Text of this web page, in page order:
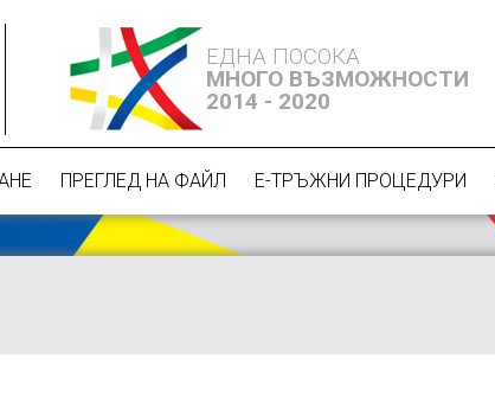
ЕДНА ПОСОКА
МНОГО ВЪЗМОЖНОСТИ
2014 - 2020
ПРЕГЛЕД НА ФАЙЛ Е-ТРЪЖНИ ПРОЦЕДУРИ